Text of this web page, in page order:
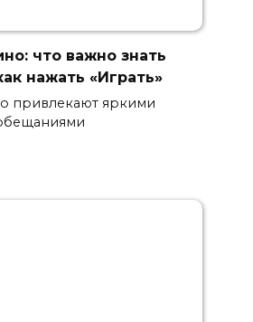
что важно знать
нажать «Играть»
привлекают яркими